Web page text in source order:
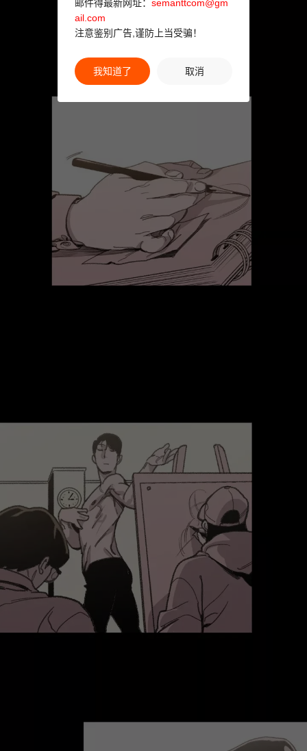
邮件得最新网址： semanttcom@gm
ail.com
注意鉴别广告,谨防上当受骗！
我知道了 取消